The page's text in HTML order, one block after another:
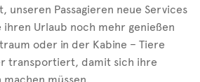
unseren Passagieren neue Services
Urlaub noch mehr genießen
oder in der Kabine – Tiere
transportiert, damit sich ihre
machen müssen.